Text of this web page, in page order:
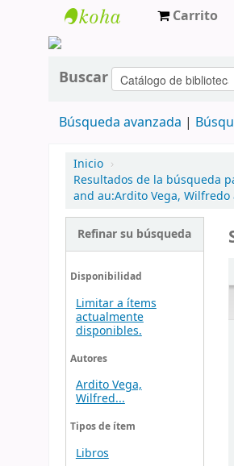
Carrito
Buscar
Búsqueda avanzada
Inicio ›
Resultados de la búsqueda
and au:Ardito Vega,
Refinar su búsqueda
Disponibilidad
Limitar a ítems
actualmente
disponibles.
Autores
Ardito Vega,
Wilfred...
Tipos de ítem
Libros